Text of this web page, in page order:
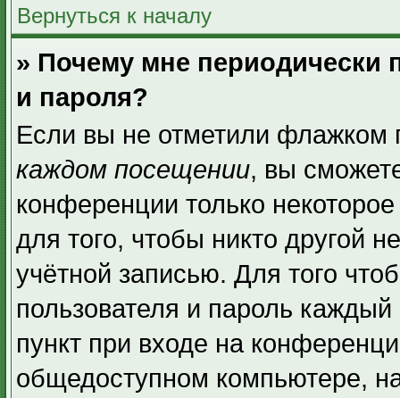
Вернуться к началу
» Почему мне периодически
и пароля?
Если вы не отметили флажком
каждом посещении, вы
конференции только
для того, чтобы никто другой
учётной записью. Для того
пользователя и пароль
пункт при входе на
общедоступном компьютере,